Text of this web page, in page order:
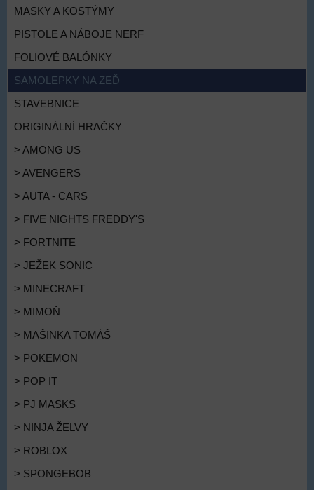
MASKY A KOSTÝMY
PISTOLE A NÁBOJE NERF
FOLIOVÉ BALÓNKY
SAMOLEPKY NA ZEĎ
STAVEBNICE
ORIGINÁLNÍ HRAČKY
> AMONG US
> AVENGERS
> AUTA - CARS
> FIVE NIGHTS FREDDY'S
> FORTNITE
> JEŽEK SONIC
> MINECRAFT
> MIMOŇ
> MAŠINKA TOMÁŠ
> POKEMON
> POP IT
> PJ MASKS
> NINJA ŽELVY
> ROBLOX
> SPONGEBOB